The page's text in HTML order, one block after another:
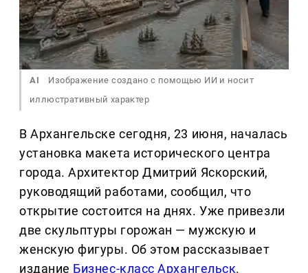
AI
Изображение создано с помощью ИИ и носит
иллюстративный характер
В Архангельске сегодня, 23 июня, началась
установка макета исторического центра
города. Архитектор Дмитрий Яскорский,
руководящий работами, сообщил, что
открытие состоится на днях. Уже привезли
две скульптуры горожан — мужскую и
женскую фигуры. Об этом рассказывает
издание Бизнес-класс Архангельск.